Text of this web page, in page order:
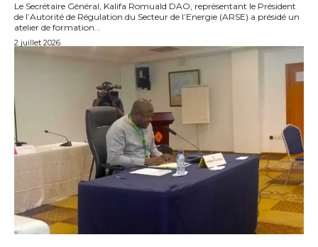
Le Secrétaire Général, Kalifa Romuald DAO, représentant le Président
de l’Autorité de Régulation du Secteur de l’Energie (ARSE) a présidé un
atelier de formation...
2 juillet 2026